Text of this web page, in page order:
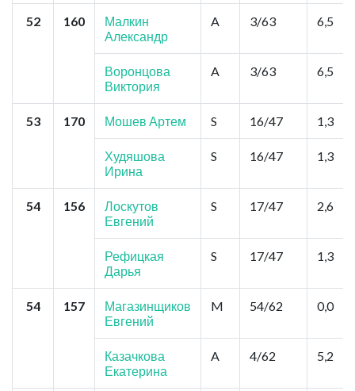
52 160
Малкин
Александр
A 3/63 6,5
Воронцова
Виктория
A 3/63 6,5
53 170 Мошев Артем S 16/47 1,3
Худяшова
Ирина
S 16/47 1,3
54 156
Лоскутов
Евгений
S 17/47 2,6
Рефицкая
Дарья
S 17/47 1,3
54 157
Магазинщиков
Евгений
M 54/62 0,0
Казачкова
Екатерина
A 4/62 5,2